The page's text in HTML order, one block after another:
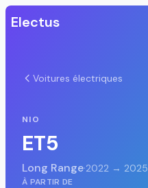
Electus
Voitures électriques
NIO
ET5
Long Range·2022 → 2025
À PARTIR DE